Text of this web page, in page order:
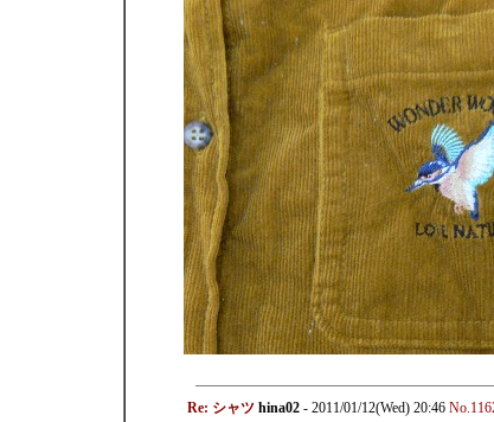
Re: シャツ hina02 - 2011/01/12(Wed) 20:46